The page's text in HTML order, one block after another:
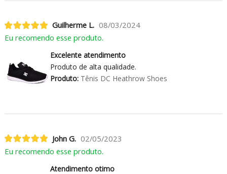
Guilherme L. 08/03/2024
Eu recomendo esse produto.
Excelente atendimento
Produto de alta qualidade.
Produto:Tênis DC Heathrow Shoes
John G. 02/05/2023
Eu recomendo esse produto.
Atendimento otimo